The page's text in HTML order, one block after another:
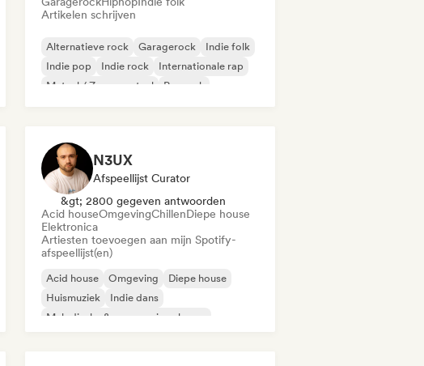
Artikelen schrijven
Alternatieve rock Garagerock
Indie folk
Indie pop
Indie rock
Internationale rap
Metaal / Zwaar metaal
Poprock
N3UX
Afspeellijst Curator
&gt; 2800 gegeven antwoorden
Acid houseOmgevingChillenDiepe house
Elektronica
Artiesten toevoegen aan mijn Spotify-
afspeellijst(en)
Acid house Omgeving
Diepe house
Huismuziek
Indie dans
Melodische & progressieve house